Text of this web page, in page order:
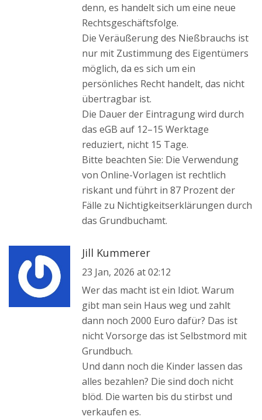
denn, es handelt sich um eine neue
Rechtsgeschäftsfolge.
Die Veräußerung des Nießbrauchs ist
nur mit Zustimmung des Eigentümers
möglich, da es sich um ein
persönliches Recht handelt, das nicht
übertragbar ist.
Die Dauer der Eintragung wird durch
das eGB auf 12–15 Werktage
reduziert, nicht 15 Tage.
Bitte beachten Sie: Die Verwendung
von Online-Vorlagen ist rechtlich
riskant und führt in 87 Prozent der
Fälle zu Nichtigkeitserklärungen durch
das Grundbuchamt.
Jill Kummerer
23 Jan, 2026 at 02:12
Wer das macht ist ein Idiot. Warum
gibt man sein Haus weg und zahlt
dann noch 2000 Euro dafür? Das ist
nicht Vorsorge das ist Selbstmord mit
Grundbuch.
Und dann noch die Kinder lassen das
alles bezahlen? Die sind doch nicht
blöd. Die warten bis du stirbst und
verkaufen es.